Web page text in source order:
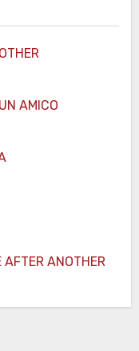
AMICO
AFTER ANOTHER